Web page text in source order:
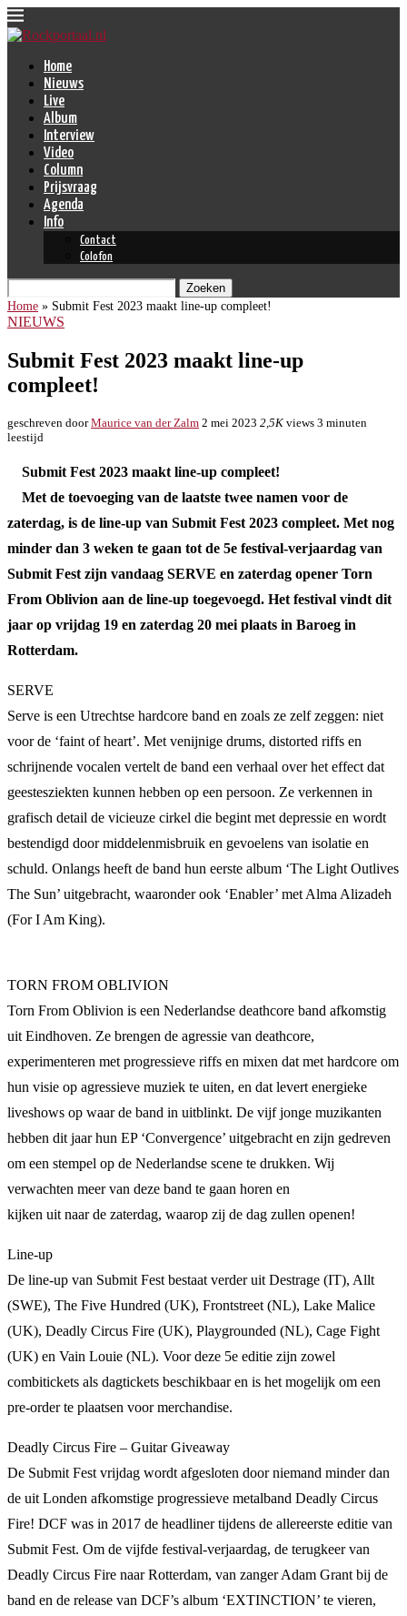
Home
Nieuws
Live
Album
Interview
Video
Column
Prijsvraag
Agenda
Info
Contact
Colofon
Zoeken
Home » Submit Fest 2023 maakt line-up compleet!
NIEUWS
Submit Fest 2023 maakt line-up
compleet!
geschreven doorMaurice van der Zalm 2 mei 2023 2,5K views 3 minuten
leestijd
Submit Fest 2023 maakt line-up compleet!
Met de toevoeging van de laatste twee namen voor de
zaterdag, is de line-up van Submit Fest 2023 compleet. Met nog
minder dan 3 weken te gaan tot de 5e festival-verjaardag van
Submit Fest zijn vandaag SERVE en zaterdag opener Torn
From Oblivion aan de line-up toegevoegd. Het festival vindt dit
jaar op vrijdag 19 en zaterdag 20 mei plaats in Baroeg in
Rotterdam.
SERVE
Serve is een Utrechtse hardcore band en zoals ze zelf zeggen: niet
voor de ‘faint of heart’. Met venijnige drums, distorted riffs en
schrijnende vocalen vertelt de band een verhaal over het effect dat
geestesziekten kunnen hebben op een persoon. Ze verkennen in
grafisch detail de vicieuze cirkel die begint met depressie en wordt
bestendigd door middelenmisbruik en gevoelens van isolatie en
schuld. Onlangs heeft de band hun eerste album ‘The Light Outlives
The Sun’ uitgebracht, waaronder ook ‘Enabler’ met Alma Alizadeh
(For I Am King).
TORN FROM OBLIVION
Torn From Oblivion is een Nederlandse deathcore band afkomstig
uit Eindhoven. Ze brengen de agressie van deathcore,
experimenteren met progressieve riffs en mixen dat met hardcore om
hun visie op agressieve muziek te uiten, en dat levert energieke
liveshows op waar de band in uitblinkt. De vijf jonge muzikanten
hebben dit jaar hun EP ‘Convergence’ uitgebracht en zijn gedreven
om een stempel op de Nederlandse scene te drukken. Wij
verwachten meer van deze band te gaan horen en
kijken uit naar de zaterdag, waarop zij de dag zullen openen!
Line-up
De line-up van Submit Fest bestaat verder uit Destrage (IT), Allt
(SWE), The Five Hundred (UK), Frontstreet (NL), Lake Malice
(UK), Deadly Circus Fire (UK), Playgrounded (NL), Cage Fight
(UK) en Vain Louie (NL). Voor deze 5e editie zijn zowel
combitickets als dagtickets beschikbaar en is het mogelijk om een
pre-order te plaatsen voor merchandise.
Deadly Circus Fire – Guitar Giveaway
De Submit Fest vrijdag wordt afgesloten door niemand minder dan
de uit Londen afkomstige progressieve metalband Deadly Circus
Fire! DCF was in 2017 de headliner tijdens de allereerste editie van
Submit Fest. Om de vijfde festival-verjaardag, de terugkeer van
Deadly Circus Fire naar Rotterdam, van zanger Adam Grant bij de
band en de release van DCF’s album ‘EXTINCTION’ te vieren,